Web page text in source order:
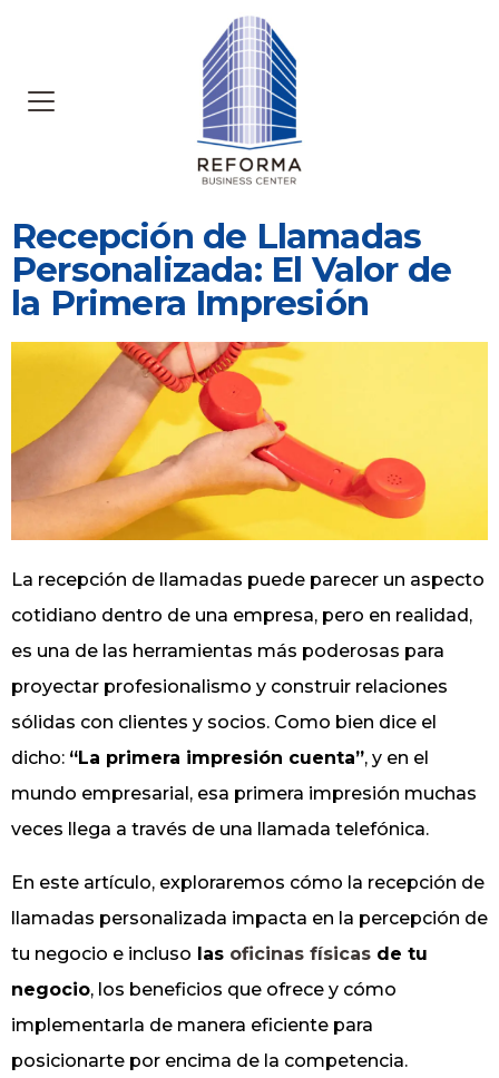
Recepción de Llamadas
Personalizada: El Valor de
la Primera Impresión
La recepción de llamadas puede parecer un aspecto
cotidiano dentro de una empresa, pero en realidad,
es una de las herramientas más poderosas para
proyectar profesionalismo y construir relaciones
sólidas con clientes y socios. Como bien dice el
dicho: “La primera impresión cuenta”, y en el
mundo empresarial, esa primera impresión muchas
veces llega a través de una llamada telefónica.
En este artículo, exploraremos cómo la recepción de
llamadas personalizada impacta en la percepción de
tu negocio e incluso las oficinas físicas de tu
negocio, los beneficios que ofrece y cómo
implementarla de manera eficiente para
posicionarte por encima de la competencia.